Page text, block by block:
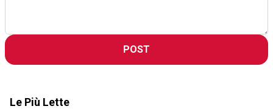
POST
Le Più Lette